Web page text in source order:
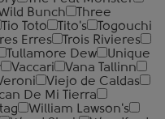
Wild Bunch
Three
Tio Toto Tito's
Togouchi
Tres Erres
Trois Rivieres
Tullamore Dew
Unique
Vaccari
Vana Tallinn
Viejo de Caldas
De Mi Tierra
William Lawson's